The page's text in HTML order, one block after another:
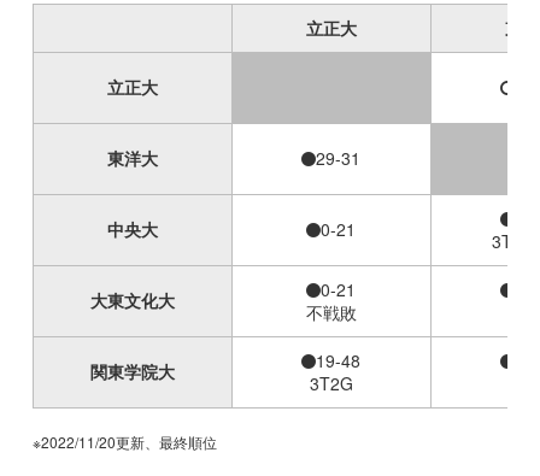
立正大 東
立正大
東洋大 29-31
中央大 0-21
大東文化大
0-21
不戦敗
関東学院大
19-48
3T2G
※2022/11/20更新、最終順位